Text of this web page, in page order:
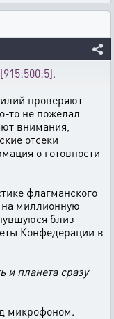
проверяют
то не пожелал
внимания,
отсеки
о готовности
флагманского
на миллионную
близ
Конфедерации в
и планета сразу
микрофоном.